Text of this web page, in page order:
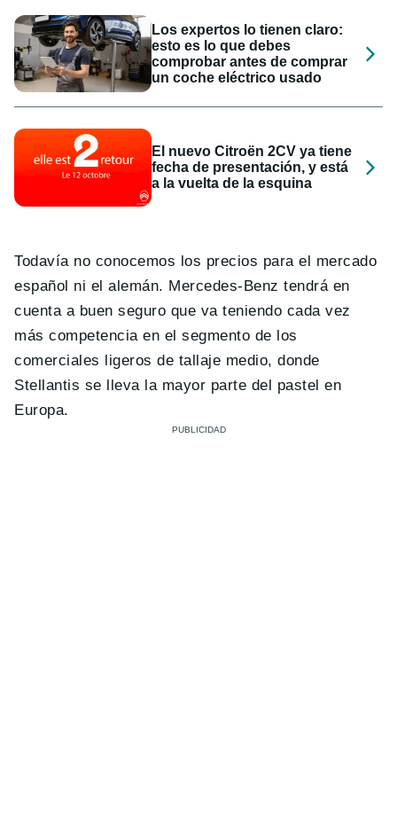
Los expertos lo tienen claro:
esto es lo que debes
comprobar antes de comprar
un coche eléctrico usado
El nuevo Citroën 2CV ya tiene
fecha de presentación, y está
a la vuelta de la esquina
Todavía no conocemos los precios para el mercado
español ni el alemán. Mercedes-Benz tendrá en
cuenta a buen seguro que va teniendo cada vez
más competencia en el segmento de los
comerciales ligeros de tallaje medio, donde
Stellantis se lleva la mayor parte del pastel en
Europa.